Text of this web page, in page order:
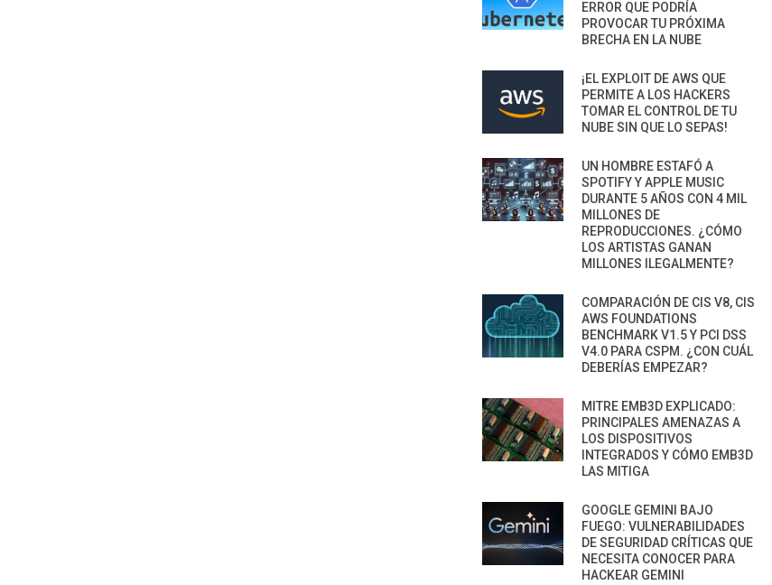
ERROR QUE PODRÍA
PROVOCAR TU PRÓXIMA
BRECHA EN LA NUBE
¡EL EXPLOIT DE AWS QUE
PERMITE A LOS HACKERS
TOMAR EL CONTROL DE TU
NUBE SIN QUE LO SEPAS!
UN HOMBRE ESTAFÓ A
SPOTIFY Y APPLE MUSIC
DURANTE 5 AÑOS CON 4 MIL
MILLONES DE
REPRODUCCIONES. ¿CÓMO
LOS ARTISTAS GANAN
MILLONES ILEGALMENTE?
COMPARACIÓN DE CIS V8, CIS
AWS FOUNDATIONS
BENCHMARK V1.5 Y PCI DSS
V4.0 PARA CSPM. ¿CON CUÁL
DEBERÍAS EMPEZAR?
MITRE EMB3D EXPLICADO:
PRINCIPALES AMENAZAS A
LOS DISPOSITIVOS
INTEGRADOS Y CÓMO EMB3D
LAS MITIGA
GOOGLE GEMINI BAJO
FUEGO: VULNERABILIDADES
DE SEGURIDAD CRÍTICAS QUE
NECESITA CONOCER PARA
HACKEAR GEMINI